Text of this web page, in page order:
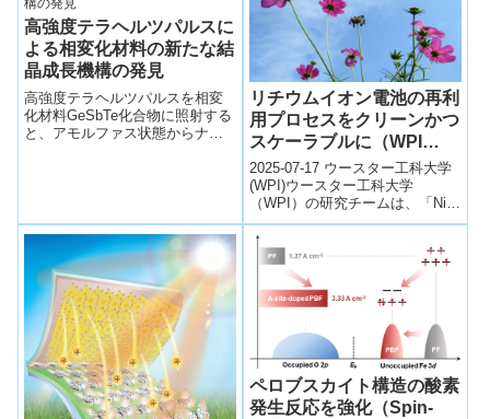
高強度テラヘルツパルスに
よる相変化材料の新たな結
晶成長機構の発見
高強度テラヘルツパルスを相変
化材料GeSbTe化合物に照射する
と、アモルファス状態からナノ
リチウムイオン電池の再利
用プロセスをクリーンかつ
スケーラブルに（WPI
Researchers Develop
Cleaner, Scalable
Process to Recycle
Lithium-Ion Batteries）
2025-07-17 ウースター工科大学
(WPI)ウースター工科大学
（WPI）の研究チームは、「Ni-
lean」系リチウムイオン電池のカ
ソード材料を水熱冶金で...
ペロブスカイト構造の酸素
発生反応を強化（Spin-